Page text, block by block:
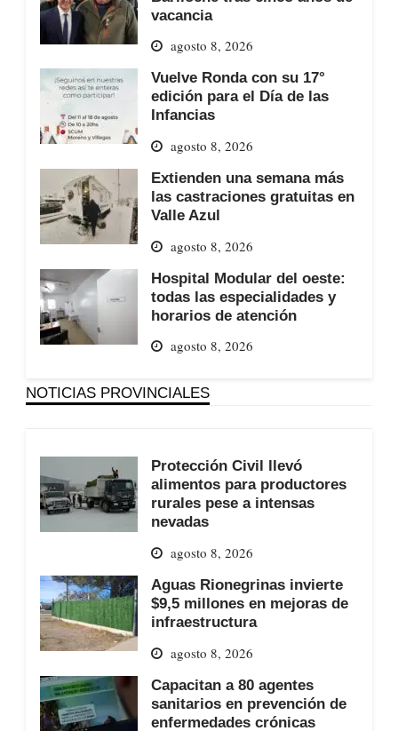
vacancia
agosto 8, 2026
Vuelve Ronda con su 17°
edición para el Día de las
Infancias
agosto 8, 2026
Extienden una semana más
las castraciones gratuitas en
Valle Azul
agosto 8, 2026
Hospital Modular del oeste:
todas las especialidades y
horarios de atención
agosto 8, 2026
NOTICIAS PROVINCIALES
Protección Civil llevó
alimentos para productores
rurales pese a intensas
nevadas
agosto 8, 2026
Aguas Rionegrinas invierte
$9,5 millones en mejoras de
infraestructura
agosto 8, 2026
Capacitan a 80 agentes
sanitarios en prevención de
enfermedades crónicas